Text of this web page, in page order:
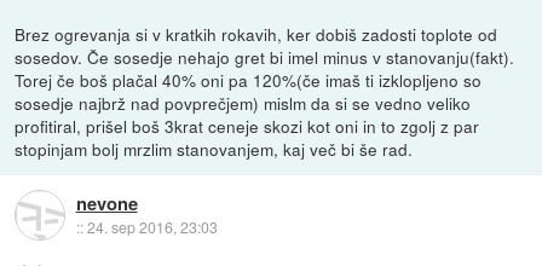
Brez ogrevanja si v kratkih rokavih, ker dobiš zadosti toplote od
sosedov. Če sosedje nehajo gret bi imel minus v stanovanju(fakt).
Torej če boš plačal 40% oni pa 120%(če imaš ti izklopljeno so
sosedje najbrž nad povprečjem) mislm da si se vedno veliko
profitiral, prišel boš 3krat ceneje skozi kot oni in to zgolj z par
stopinjam bolj mrzlim stanovanjem, kaj več bi še rad.
nevone
::24. sep 2016, 23:03